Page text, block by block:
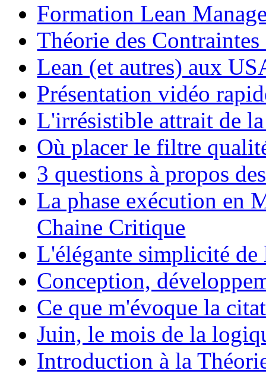
Formation Lean
Théorie des
Lean (et autres) aux
Présentation vidéo
L'irrésistible attrait de
Où placer le filtre
3 questions à propos
La phase exécution en
Chaine Critique
L'élégante simplicité de
Conception,
Ce que m'évoque la
Juin, le mois de la
Introduction à la